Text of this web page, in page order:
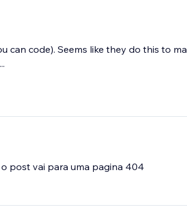
can code). Seems like they do this to
post vai para uma pagina 404